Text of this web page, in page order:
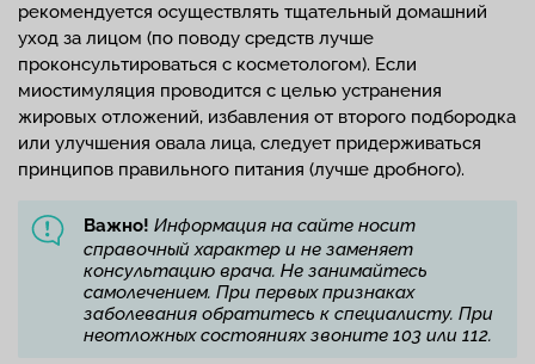
рекомендуется осуществлять тщательный домашний
уход за лицом (по поводу средств лучше
проконсультироваться с косметологом). Если
миостимуляция проводится с целью устранения
жировых отложений, избавления от второго подбородка
или улучшения овала лица, следует придерживаться
принципов правильного питания (лучше дробного).
Важно! Информация на сайте носит
справочный характер и не заменяет
консультацию врача. Не занимайтесь
самолечением. При первых признаках
заболевания обратитесь к специалисту. При
неотложных состояниях звоните 103 или 112.